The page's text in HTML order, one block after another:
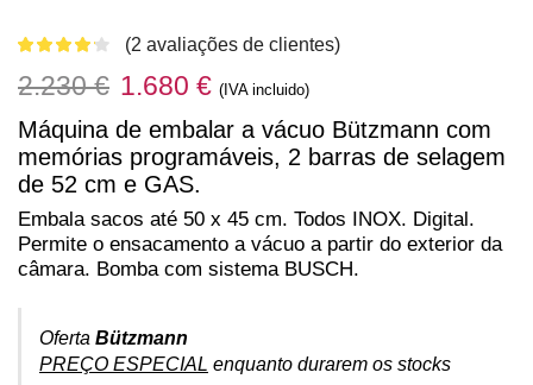
(2 avaliações de clientes)
2.230€ O
preço
original
era:
2.230 €.
1.680 €O
preço
atual
1.680 €.
(IVA incluido)
Máquina de embalar a vácuo Bützmann com
memórias programáveis, 2 barras de selagem
de 52 cm e GAS.
Embala sacos até 50 x 45 cm. Todos INOX. Digital.
Permite o ensacamento a vácuo a partir do exterior da
câmara. Bomba com sistema BUSCH.
Oferta Bützmann
PREÇO ESPECIAL enquanto durarem os stocks